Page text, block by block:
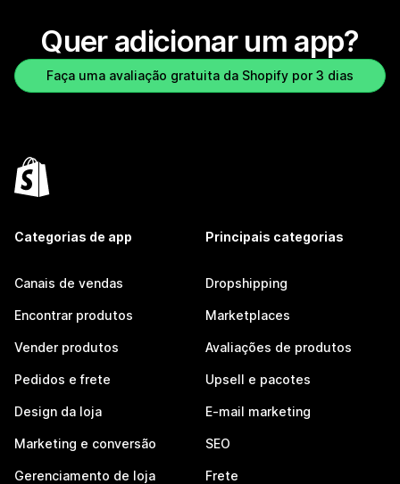
Quer adicionar um app?
Faça uma avaliação gratuita da Shopify por 3 dias
Categorias de app
Canais de vendas
Encontrar produtos
Vender produtos
Pedidos e frete
Design da loja
Marketing e conversão
Gerenciamento de loja
Principais categorias
Dropshipping
Marketplaces
Avaliações de produtos
Upsell e pacotes
E-mail marketing
SEO
Frete